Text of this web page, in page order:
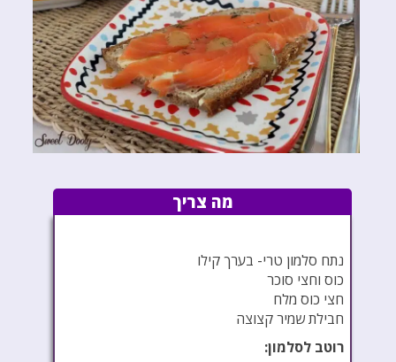
מה צריך
נתח סלמון טרי- בערך קילו
כוס וחצי סוכר
חצי כוס מלח
חבילת שמיר קצוצה
רוטב לסלמון: